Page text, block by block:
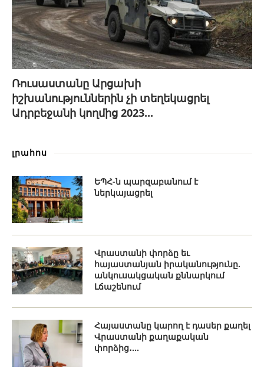
Ռուսաստանը Արցախի
իշխանություններին չի տեղեկացրել
Ադրբեջանի կողմից 2023...
լրահոս
ԵՊՀ-ն պարզաբանում է
ներկայացրել
Վրաստանի փորձը եւ
հայաստանյան իրականությունը.
անկուսակցական քննարկում
Լճաշենում
Հայաստանը կարող է դասեր քաղել
Վրաստանի քաղաքական
փորձից․...